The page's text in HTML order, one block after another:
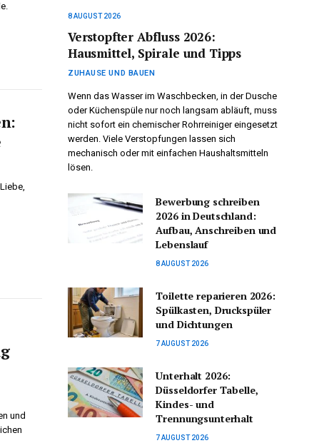
und
8 AUGUST 2026
Verstopfter Abfluss 2026:
Hausmittel, Spirale und Tipps
ZUHAUSE UND BAUEN
Wenn das Wasser im Waschbecken, in der Dusche
oder Küchenspüle nur noch langsam abläuft, muss
nicht sofort ein chemischer Rohrreiniger eingesetzt
werden. Viele Verstopfungen lassen sich
mechanisch oder mit einfachen Haushaltsmitteln
lösen.
Bewerbung schreiben
2026 in Deutschland:
Aufbau, Anschreiben und
Lebenslauf
8 AUGUST 2026
Toilette reparieren 2026:
Spülkasten, Druckspüler
und Dichtungen
7 AUGUST 2026
Unterhalt 2026:
Düsseldorfer Tabelle,
Kindes- und
Trennungsunterhalt
7 AUGUST 2026